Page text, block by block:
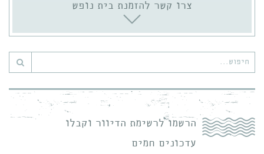
צרו קשר להזמנת בית נופש
חיפוש
הרשמו לרשימת הדיוור וקבלו
עדכונים חמים